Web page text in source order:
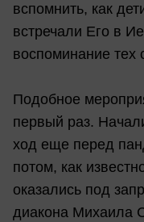
вспомнить, как
встречали Его в
воспоминание тех
Подобное
первый раз.
ход еще перед
потом, как
оказались под
диакона Михаила